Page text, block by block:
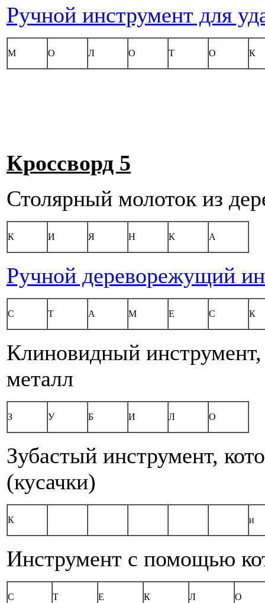
Ручной инструмент для
М О Л О Т О К
Кроссворд 5
Столярный молоток из
К И Я Н К А
Ручной дереворежущий
С Т А М Е С К
Клиновидный
металл
З У Б И Л О
Зубастый инструмент,
(кусачки)
К и
Инструмент с помощью
С Т Е К Л О